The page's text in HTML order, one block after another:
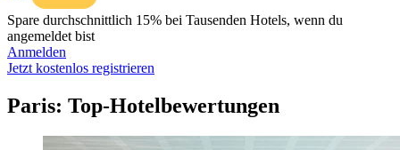
Spare durchschnittlich 15% bei Tausenden Hotels, wenn du
angemeldet bist
Anmelden
Jetzt kostenlos registrieren
Paris: Top-Hotelbewertungen